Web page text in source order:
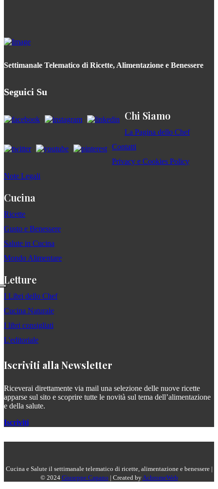
Settimanale Telematico di Ricette, Alimentazione e Benessere
Seguici Su
Chi Siamo
La Pagina dello Chef
Contatti
Privacy e Cookies Policy
Note Legali
Cucina
Ricette
Gusto e Benessere
Salute in Cucina
Mondo Alimentare
Letture
I Libri dello Chef
Cucina Naturale
I libri consigliati
L'editoriale
Iscriviti alla Newsletter
Riceverai direttamente via mail una selezione delle nuove ricette
apparse sul sito e scoprire tutte le novità sul tema dell’alimentazione
e della salute.
Iscriviti
Cucina e Salute il settimanale telematico di ricette, alimentazione e benessere |
© 2024 Giuseppe Capano | Created byAchromeWeb